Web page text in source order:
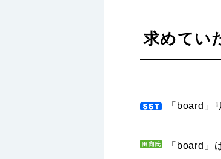
求めてい
「board」
「board」